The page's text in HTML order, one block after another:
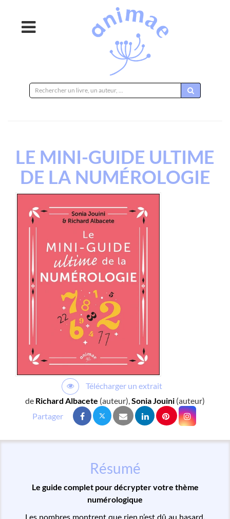
sur
LE MINI-GUIDE ULTIME
DE LA NUMÉROLOGIE
Télécharger un extrait
de Richard Albacete (auteur),Sonia Jouini (auteur)
Résumé
Le guide complet pour décrypter votre thème
numérologique
Les nombres montrent que rien n’est dû au hasard.